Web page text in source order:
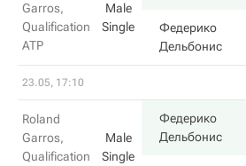
Garros,
Qualification
ATP
Male
Single
Федерико
Дельбонис
23.05, 17:10
Roland
Garros,
Qualification
Male
Single
Федерико
Дельбонис